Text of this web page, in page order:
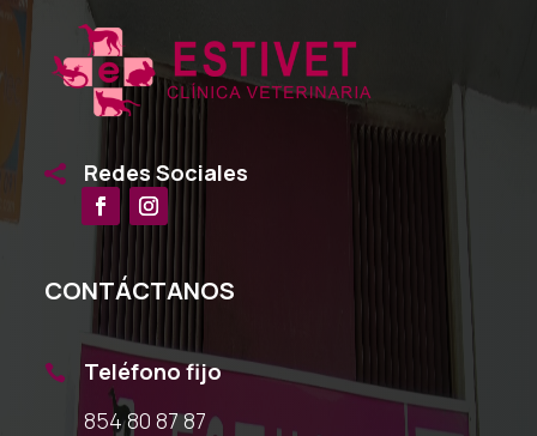
 Redes Sociales
CONTÁCTANOS

Teléfono fijo
854 80 87 87